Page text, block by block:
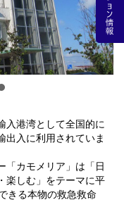
入港湾として全国的に
出入に利用されていま
「カモメリア」は「日
楽しむ」をテーマに平
きる本物の救急救命